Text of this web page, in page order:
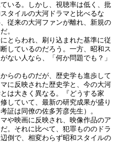
いる。しかし、視聴率は低く、批
タイルの大河ドラマと比べるな
従来の大河ファンが離れ、新規の
。
とらわれ、刷り込まれた基準に従
しているのだろう。一方、昭和ス
ない人なら、「何か問題でも？」
らのものだが、歴史学も進歩して
に反映された歴史学と、今の大河
は大きく異なる。『どうする家
していて、最新の研究成果が盛り
証は同僚の佐多芳彦先生）。
や映画に反映され、映像作品のア
。それに比べて、犯罪もののドラ
倒で、相変わらず昭和スタイルの